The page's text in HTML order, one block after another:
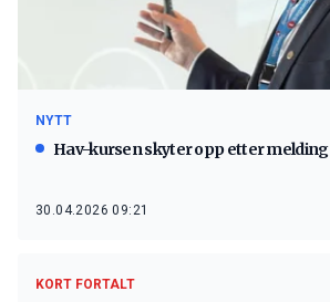
NYTT
Hav-kursen skyter opp etter melding
30.04.2026 09:21
KORT FORTALT